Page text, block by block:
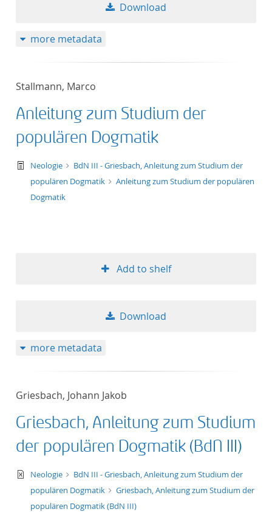
Download
more metadata
Stallmann, Marco
Anleitung zum Studium der
populären Dogmatik
text/tg.work+xml
Neologie
BdN III - Griesbach, Anleitung zum Studium der
populären Dogmatik
Anleitung zum Studium der populären
Dogmatik
Add to shelf
Download
more metadata
Griesbach, Johann Jakob
Griesbach, Anleitung zum Studium
der populären Dogmatik (BdN III)
text/xml
Neologie
BdN III - Griesbach, Anleitung zum Studium der
populären Dogmatik
Griesbach, Anleitung zum Studium der
populären Dogmatik (BdN III)